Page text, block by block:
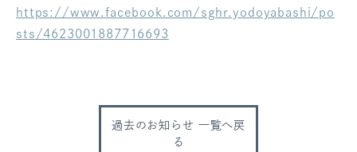
お気に入り
https://www.facebook.com/sghr.yodoyabashi/po
sts/4623001887716693
過去のお知らせ 一覧へ戻
る